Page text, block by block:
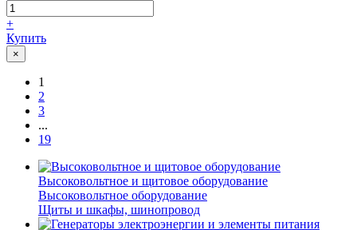
+
Купить
×
1
2
3
...
19
Высоковольтное и щитовое оборудование
Высоковольтное оборудование
Щиты и шкафы, шинопровод